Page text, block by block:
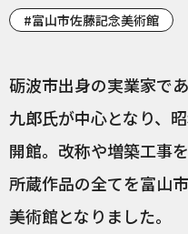
富山市佐藤記念美術館
砺波市出身の実業家で
九郎氏が中心となり、
開館。改称や増築工事
所蔵作品の全てを富山
美術館となりました。